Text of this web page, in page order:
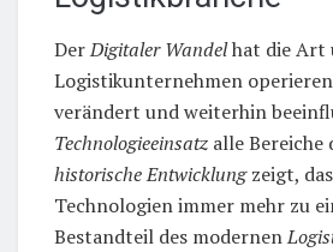
DerDigitaler Wandelhat die Art
Logistikunternehmen
verändert und weiterhin
Technologieeinsatz alle Bereiche
historische Entwicklungzeigt,
Technologien immer mehr zu
Bestandteil des modernen